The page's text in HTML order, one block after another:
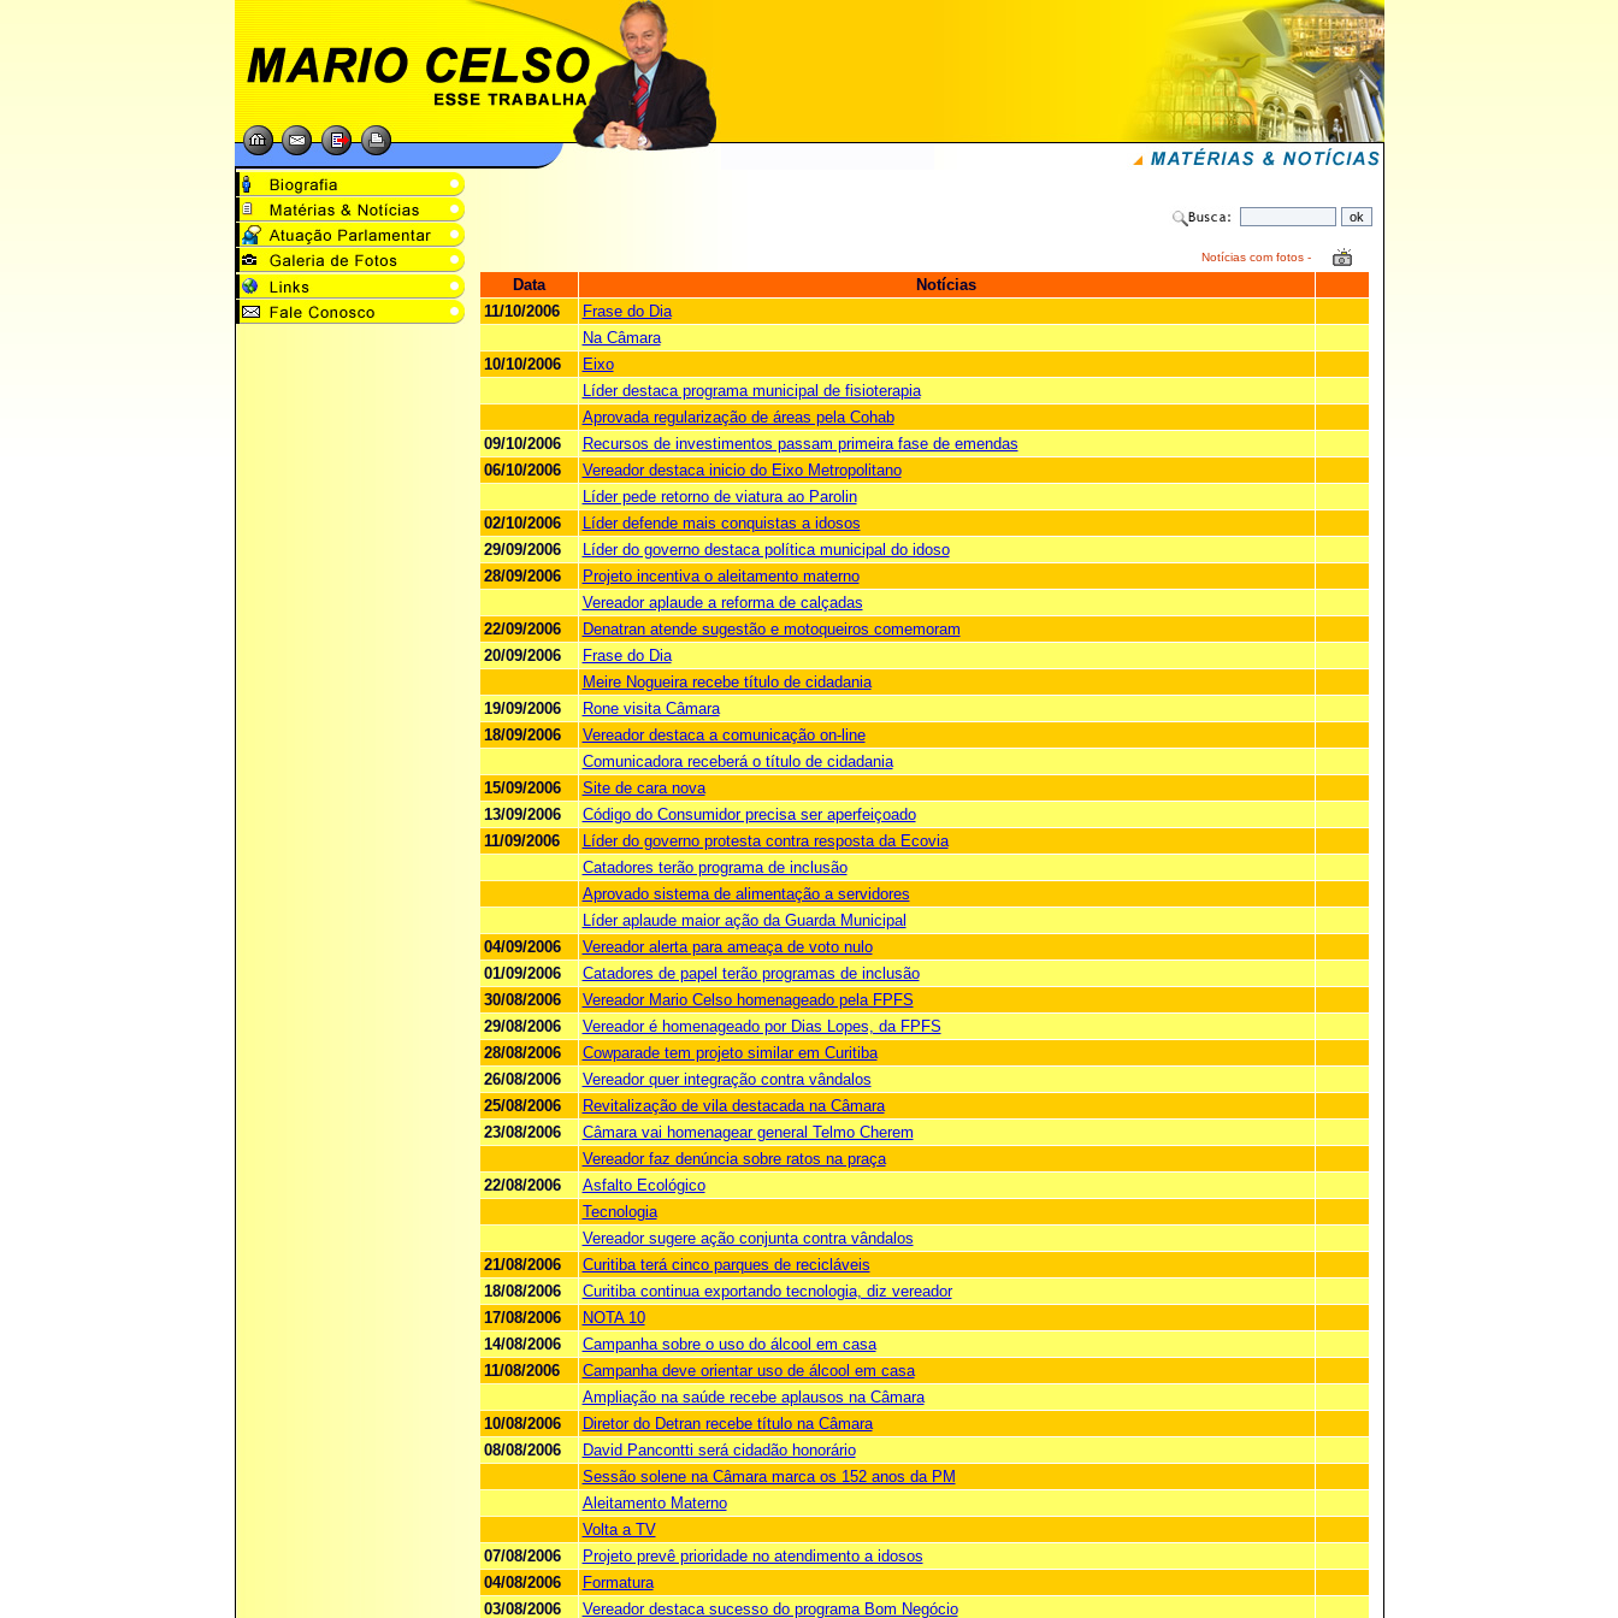
Notícias com fotos -
Data
Notícias
11/10/2006
Frase do Dia
Na Câmara
10/10/2006
Eixo
Líder destaca programa municipal de fisioterapia
Aprovada regularização de áreas pela Cohab
09/10/2006
Recursos de investimentos passam primeira fase de emendas
06/10/2006
Vereador destaca inicio do Eixo Metropolitano
Líder pede retorno de viatura ao Parolin
02/10/2006
Líder defende mais conquistas a idosos
29/09/2006
Líder do governo destaca política municipal do idoso
28/09/2006
Projeto incentiva o aleitamento materno
Vereador aplaude a reforma de calçadas
22/09/2006
Denatran atende sugestão e motoqueiros comemoram
20/09/2006
Frase do Dia
Meire Nogueira recebe título de cidadania
19/09/2006
Rone visita Câmara
18/09/2006
Vereador destaca a comunicação on-line
Comunicadora receberá o título de cidadania
15/09/2006
Site de cara nova
13/09/2006
Código do Consumidor precisa ser aperfeiçoado
11/09/2006
Líder do governo protesta contra resposta da Ecovia
Catadores terão programa de inclusão
Aprovado sistema de alimentação a servidores
Líder aplaude maior ação da Guarda Municipal
04/09/2006
Vereador alerta para ameaça de voto nulo
01/09/2006
Catadores de papel terão programas de inclusão
30/08/2006
Vereador Mario Celso homenageado pela FPFS
29/08/2006
Vereador é homenageado por Dias Lopes, da FPFS
28/08/2006
Cowparade tem projeto similar em Curitiba
26/08/2006
Vereador quer integração contra vândalos
25/08/2006
Revitalização de vila destacada na Câmara
23/08/2006
Câmara vai homenagear general Telmo Cherem
Vereador faz denúncia sobre ratos na praça
22/08/2006
Asfalto Ecológico
Tecnologia
Vereador sugere ação conjunta contra vândalos
21/08/2006
Curitiba terá cinco parques de recicláveis
18/08/2006
Curitiba continua exportando tecnologia, diz vereador
17/08/2006
NOTA 10
14/08/2006
Campanha sobre o uso do álcool em casa
11/08/2006
Campanha deve orientar uso de álcool em casa
Ampliação na saúde recebe aplausos na Câmara
10/08/2006
Diretor do Detran recebe título na Câmara
08/08/2006
David Pancontti será cidadão honorário
Sessão solene na Câmara marca os 152 anos da PM
Aleitamento Materno
Volta a TV
07/08/2006
Projeto prevê prioridade no atendimento a idosos
04/08/2006
Formatura
03/08/2006
Vereador destaca sucesso do programa Bom Negócio